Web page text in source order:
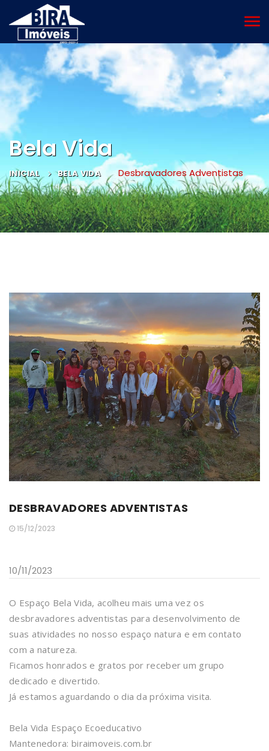
Bela Vida
INICIAL BELA VIDA Desbravadores Adventistas
DESBRAVADORES ADVENTISTAS
15/12/2023
10/11/2023
O Espaço Bela Vida, acolheu mais uma vez os
desbravadores adventistas para desenvolvimento de
suas atividades no nosso espaço natura e em contato
com a natureza.
Ficamos honrados e gratos por receber um grupo
dedicado e divertido.
Já estamos aguardando o dia da próxima visita.
Bela Vida Espaço Ecoeducativo
Mantenedora: biraimoveis.com.br